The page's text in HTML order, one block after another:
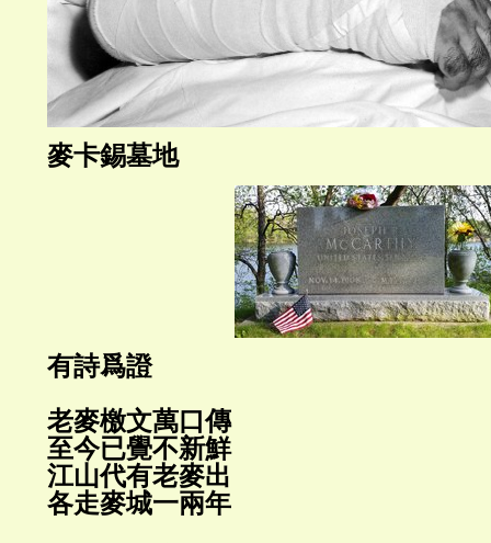
麥卡錫墓地
有詩爲證
老麥檄文萬口傳
至今已覺不新鮮
江山代有老麥出
各走麥城一兩年